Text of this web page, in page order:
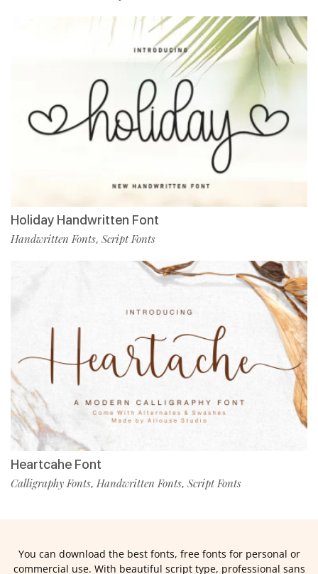
Holiday Handwritten Font
Handwritten Fonts, Script Fonts
Heartcahe Font
Calligraphy Fonts, Handwritten Fonts, Script Fonts
You can download the best fonts, free fonts for personal or
commercial use. With beautiful script type, professional sans